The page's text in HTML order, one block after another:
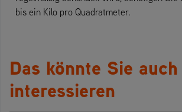
bis ein Kilo pro Quadratmeter.
Das könnte Sie auch
interessieren